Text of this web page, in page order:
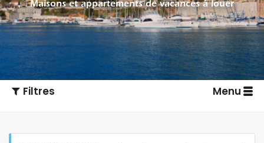
Maisons et appartements de vacances à louer
Filtres Menu